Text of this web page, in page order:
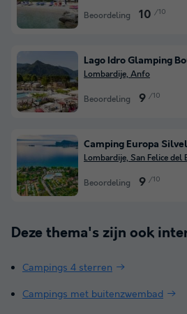
Beoordeling 10 /10
Lago Idro Glamping
Lombardije, Anfo
Beoordeling 9 /10
Camping Europa
Lombardije, San Felice del
Beoordeling 9 /10
Deze thema's zijn ook
Campings 4 sterren
Campings met buitenzwembad